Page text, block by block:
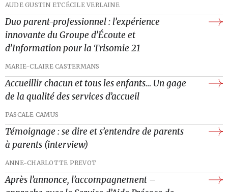
AUDE GUSTIN ETCÉCILE VERLAINE
Duo parent-professionnel : l’expérience
innovante du Groupe d’Écoute et
d’Information pour la Trisomie 21
MARIE-CLAIRE CASTERMANS
Accueillir chacun et tous les enfants… Un gage
de la qualité des services d’accueil
PASCALE CAMUS
Témoignage : se dire et s’entendre de parents
à parents (interview)
ANNE-CHARLOTTE PREVOT
Après l’annonce, l’accompagnement –